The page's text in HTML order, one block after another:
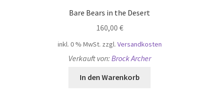
Bare Bears in the Desert
160,00 €
inkl. 0 % MwSt. zzgl. Versandkosten
Verkauft von: Brock Archer
In den Warenkorb